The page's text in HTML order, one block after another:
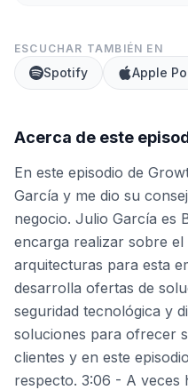
ESCUCHAR TAMBIÉN EN
Spotify Apple
Acerca de este
En este episodio de
García y me dio su
negocio. Julio García es
encarga realizar sobre
arquitecturas para esta
desarrolla ofertas de
seguridad tecnológica y
soluciones para ofrecer
clientes y en este
respecto. 3:06 - A veces